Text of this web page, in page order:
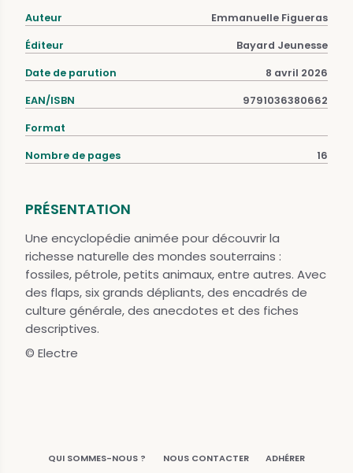
Auteur Emmanuelle Figueras
Éditeur Bayard Jeunesse
Date de parution 8 avril 2026
EAN/ISBN 9791036380662
Format
Nombre de pages 16
PRÉSENTATION
Une encyclopédie animée pour découvrir la
richesse naturelle des mondes souterrains :
fossiles, pétrole, petits animaux, entre autres. Avec
des flaps, six grands dépliants, des encadrés de
culture générale, des anecdotes et des fiches
descriptives.
© Electre
QUI SOMMES-NOUS ? NOUS CONTACTER ADHÉRER